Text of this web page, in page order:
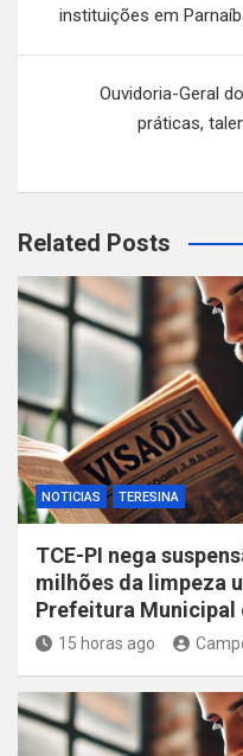
instituições em
Ouvidoria-Geral
práticas,
Related Posts
NOTICIAS TERESINA
TCE-PI nega
milhões da limpeza
Prefeitura Municipal
15 horas ago